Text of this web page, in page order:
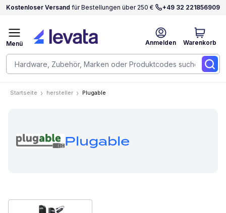
Kostenloser Versand für Bestellungen über 250 € +49 32 221856909
Anmelden Warenkorb
Menü
Startseite hersteller Plugable
Plugable